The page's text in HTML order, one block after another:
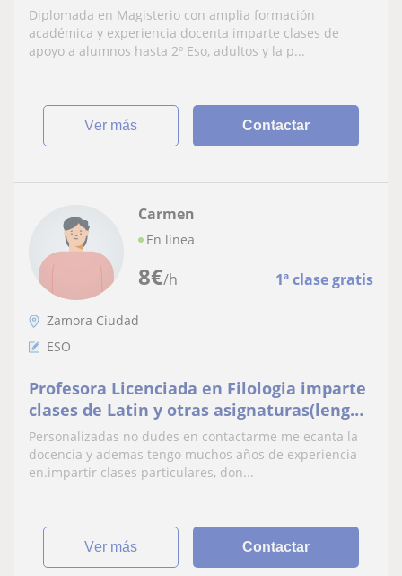
Diplomada en Magisterio con amplia formación
académica y experiencia docenta imparte clases de
apoyo a alumnos hasta 2º Eso, adultos y la p...
ver más Contactar
8€/h 1ª clase gratis
Carmen
En línea
Zamora Ciudad
ESO
Profesora Licenciada en Filologia imparte
clases de Latin y otras asignaturas(lengua
y literatura , Frances)
Personalizadas no dudes en contactarme me ecanta la
docencia y ademas tengo muchos años de experiencia
en.impartir clases particulares, don...
ver más Contactar